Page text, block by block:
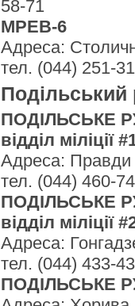
58-71
МРЕВ-6
Адреса:
тел. (044) 251-
ПОДІЛЬСЬКЕ
відділ міліції
Адреса: Правди
тел. (044) 460-
ПОДІЛЬСЬКЕ
відділ міліції
Адреса:
тел. (044) 433-
ПОДІЛЬСЬКЕ